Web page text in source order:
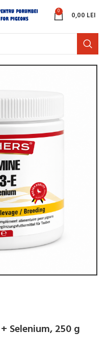
0 0,00 LEI
Selenium, 250 g